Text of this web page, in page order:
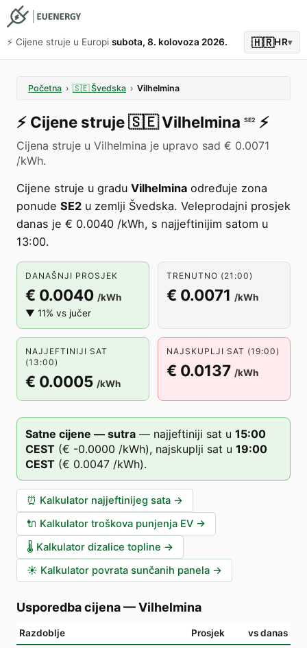
⚡️ Cijene struje u Europi subota, 8. kolovoza 2026. 🇭🇷HR▾
Početna › 🇸🇪 Švedska › Vilhelmina
⚡️ Cijene struje🇸🇪Vilhelmina SE2 ⚡️
Cijena struje u Vilhelmina je upravo sad € 0.0071
/kWh.
Cijene struje u gradu Vilhelmina određuje zona
ponude SE2 u zemlji Švedska. Veleprodajni prosjek
danas je € 0.0040 /kWh, s najjeftinijim satom u
13:00.
DANAŠNJI PROSJEK
€ 0.0040 /kWh
▼ 11% vs jučer
TRENUTNO (21:00)
€ 0.0071 /kWh
NAJJEFTINIJI SAT
(13:00)
€ 0.0005 /kWh
NAJSKUPLJI SAT (19:00)
€ 0.0137 /kWh
Satne cijene — sutra — najjeftiniji sat u 15:00
CEST (€ -0.0000 /kWh), najskuplji sat u 19:00
CEST (€ 0.0047 /kWh).
⏰ Kalkulator najjeftinijeg sata →
🔌 Kalkulator troškova punjenja EV →
🌡️ Kalkulator dizalice topline →
☀️ Kalkulator povrata sunčanih panela →
Usporedba cijena—Vilhelmina
Razdoblje Prosjek vs danas